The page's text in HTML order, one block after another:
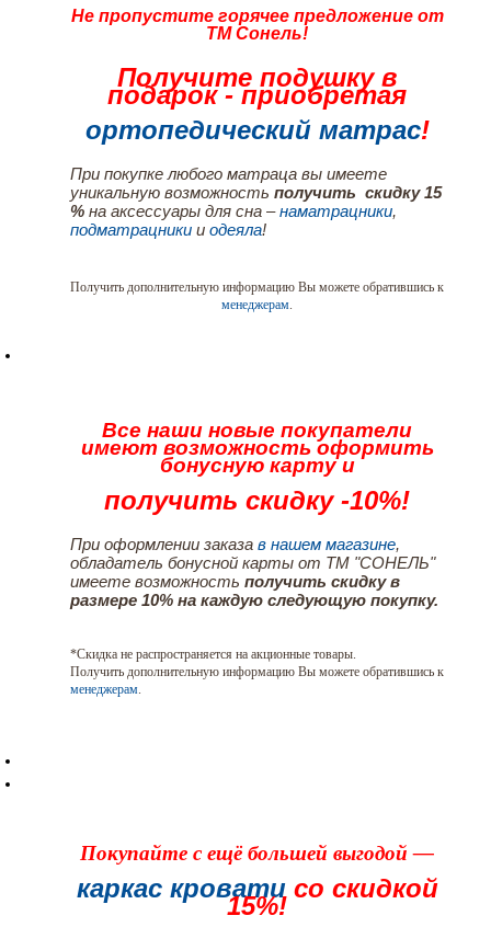
Не пропустите горячее предложение от
ТМ Сонель!
Получите подушку в
подарок - приобретая
ортопедический матрас!
При покупке любого матраца вы имеете
уникальную возможность получить скидку 15
%на аксессуары для сна –наматрацники,
подматрацникии одеяла!
Получить дополнительную информацию Вы можете обратившись к
менеджерам
Все наши новые покупатели
имеют возможность оформить
бонусную карту и
получить скидку -10%!
При оформлении заказа в нашем магазине,
обладатель бонусной карты от ТМ "СОНЕЛЬ"
имеете возможность получить скидку в
размере 10% на каждую следующую покупку.
*Скидка не распространяется на акционные товары.
Получить дополнительную информацию Вы можете обратившись к
менеджерам.
Покупайте с ещё большей выгодой —
каркас кровати со скидкой
15%!